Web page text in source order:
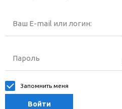
Ваш E-mail или логин:
Пароль
Запомнить меня
Войти